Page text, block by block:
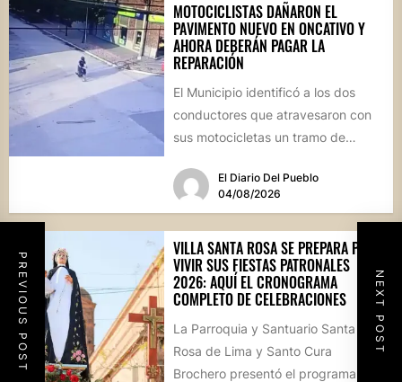
PREVIOUS POST NEXT POST
MOTOCICLISTAS DAÑARON EL
PAVIMENTO NUEVO EN ONCATIVO Y
AHORA DEBERÁN PAGAR LA
REPARACIÓN
El Municipio identificó a los dos
conductores que atravesaron con
sus motocicletas un tramo de
calle...
El Diario Del Pueblo
04/08/2026
VILLA SANTA ROSA SE PREPARA PARA
VIVIR SUS FIESTAS PATRONALES
2026: AQUÍ EL CRONOGRAMA
COMPLETO DE CELEBRACIONES
La Parroquia y Santuario Santa
Rosa de Lima y Santo Cura
Brochero presentó el programa